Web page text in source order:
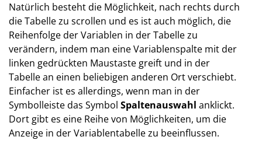
Natürlich besteht die Möglichkeit, nach rechts durch
die Tabelle zu scrollen und es ist auch möglich, die
Reihenfolge der Variablen in der Tabelle zu
verändern, indem man eine Variablenspalte mit der
linken gedrückten Maustaste greift und in der
Tabelle an einen beliebigen anderen Ort verschiebt.
Einfacher ist es allerdings, wenn man in der
Symbolleiste das Symbol Spaltenauswahl anklickt.
Dort gibt es eine Reihe von Möglichkeiten, um die
Anzeige in der Variablentabelle zu beeinflussen.